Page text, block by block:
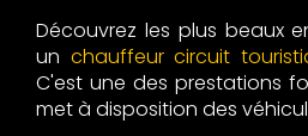
Découvrez les plus beaux
un chauffeur circuit
C'est une des prestations
met à disposition des